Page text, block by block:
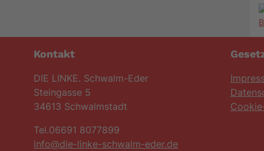
Kontakt
DIE LINKE. Schwalm-Eder
Steingasse 5
34613 Schwalmstadt
Tel.06691 8077899
info@die-linke-schwalm-eder.de